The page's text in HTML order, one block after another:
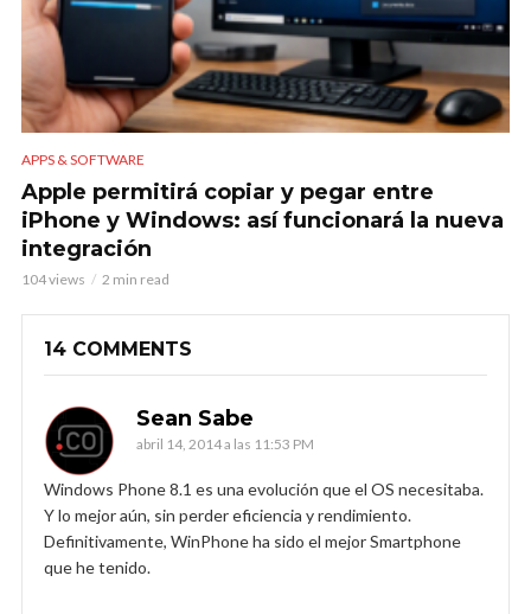
APPS & SOFTWARE
Apple permitirá copiar y pegar entre
iPhone y Windows: así funcionará la nueva
integración
104 views 2 min read
14 COMMENTS
Sean Sabe
abril 14, 2014 a las 11:53 PM
Windows Phone 8.1 es una evolución que el OS necesitaba.
Y lo mejor aún, sin perder eficiencia y rendimiento.
Definitivamente, WinPhone ha sido el mejor Smartphone
que he tenido.